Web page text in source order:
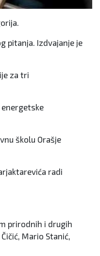
pitanja. Izdvajanje je
za tri
školu Orašje
radi
prirodnih i drugih
Mario Stanić,